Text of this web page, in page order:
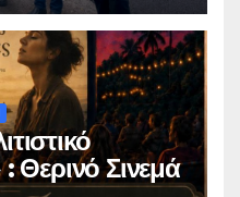
Θερινό Σινεμά